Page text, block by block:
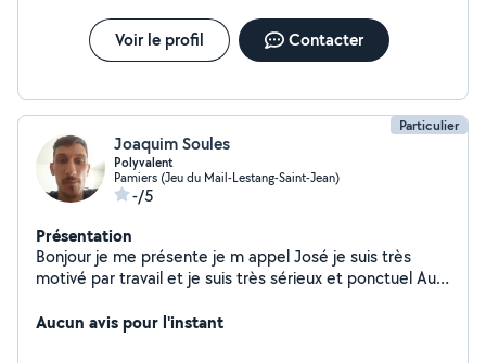
Voir le profil Contacter
Particulier
Joaquim Soules
Polyvalent
Pamiers (Jeu du Mail-Lestang-Saint-Jean)
-/5
Présentation
Bonjour je me présente je m appel José je suis très
motivé par travail et je suis très sérieux et ponctuel Au
Aucun avis pour l'instant